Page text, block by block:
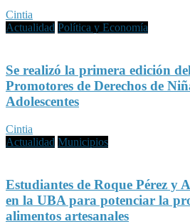
Cintia
Actualidad Política y Economía
Se realizó la primera edición
Promotores de Derechos de
Adolescentes
Cintia
Actualidad Municipios
Estudiantes de Roque Pérez y
en la UBA para potenciar la
alimentos artesanales